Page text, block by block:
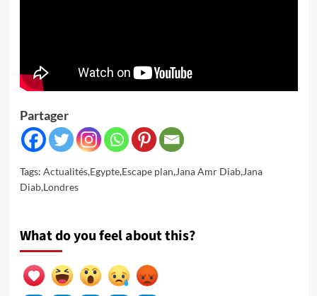
Partager
Tags: Actualités,Egypte,Escape plan,Jana Amr Diab,Jana
Diab,Londres
What do you feel about this?